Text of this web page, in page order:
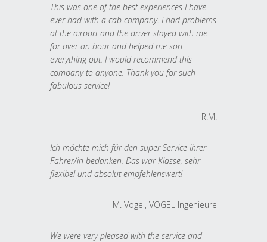
This was one of the best experiences I have
ever had with a cab company. I had problems
at the airport and the driver stayed with me
for over an hour and helped me sort
everything out. I would recommend this
company to anyone. Thank you for such
fabulous service!
R.M.
Ich möchte mich für den super Service Ihrer
Fahrer/in bedanken. Das war Klasse, sehr
flexibel und absolut empfehlenswert!
M. Vogel, VOGEL Ingenieure
We were very pleased with the service and